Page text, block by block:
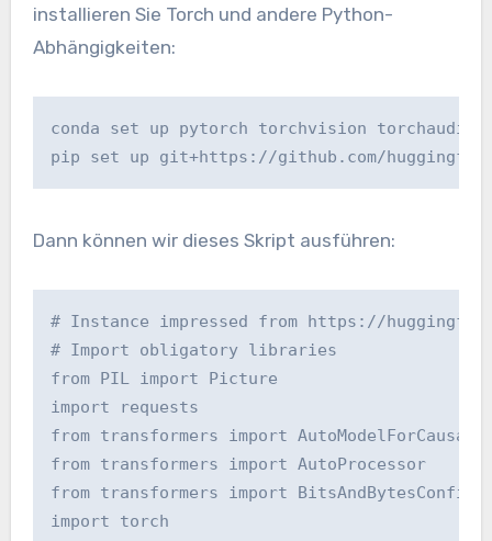
installieren Sie Torch und andere Python-
Abhängigkeiten:
conda set up pytorch torchvision torchaudio
pip set up git+https://github.com/huggingface/
Dann können wir dieses Skript ausführen:
# Instance impressed from https://
# Import obligatory libraries
from PIL import Picture
import requests
from transformers import
from transformers import AutoProcessor
from transformers import BitsAndBytesConfig
import torch